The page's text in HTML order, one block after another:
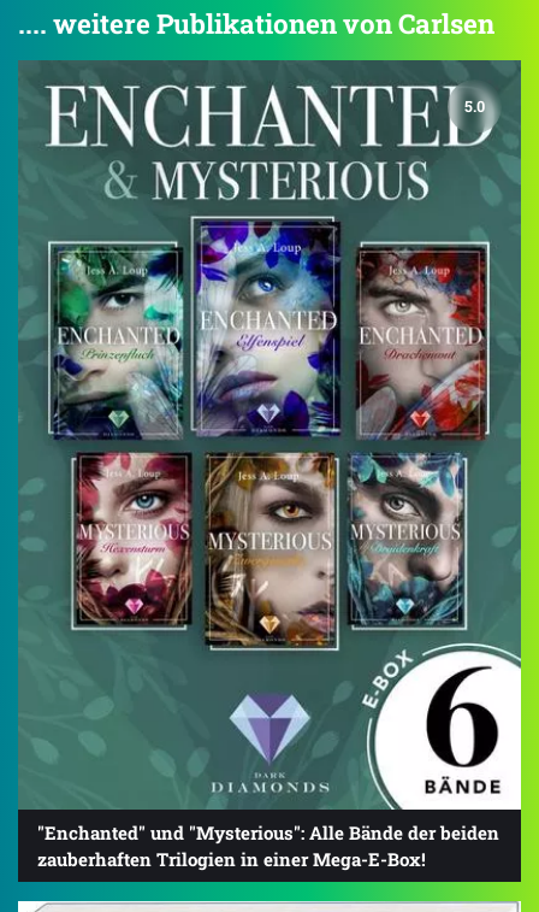
.... weitere Publikationen von Carlsen
5.0
"Enchanted" und "Mysterious": Alle Bände der beiden
zauberhaften Trilogien in einer Mega-E-Box!